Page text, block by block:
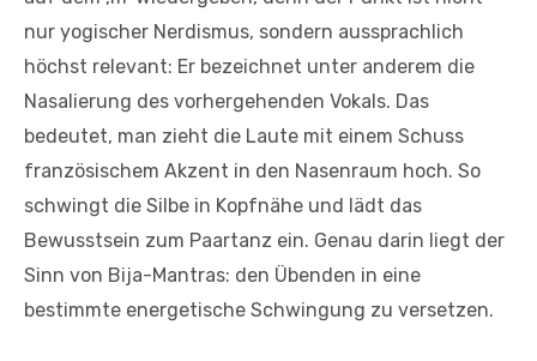
nur yogischer Nerdismus, sondern aussprachlich
höchst relevant: Er bezeichnet unter anderem die
Nasalierung des vorhergehenden Vokals. Das
bedeutet, man zieht die Laute mit einem Schuss
französischem Akzent in den Nasenraum hoch. So
schwingt die Silbe in Kopfnähe und lädt das
Bewusstsein zum Paartanz ein. Genau darin liegt der
Sinn von Bija-Mantras: den Übenden in eine
bestimmte energetische Schwingung zu versetzen.